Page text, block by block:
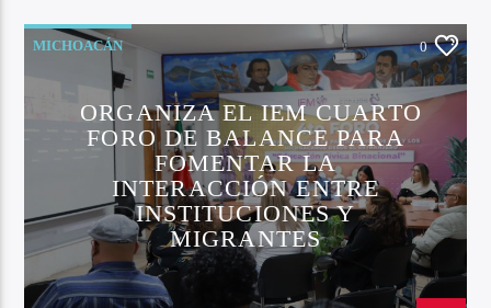
MICHOACÁN 0
ORGANIZA EL IEM CUARTO
FORO DE BALANCE PARA
FOMENTAR LA
INTERACCIÓN ENTRE
INSTITUCIONES Y
MIGRANTES